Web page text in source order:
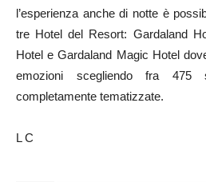
l’esperienza anche di notte è
tre Hotel del Resort: Gardaland
Hotel e Gardaland Magic Hotel
emozioni scegliendo fra
completamente tematizzate.
L C